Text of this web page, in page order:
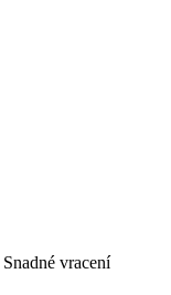
Snadné vracení